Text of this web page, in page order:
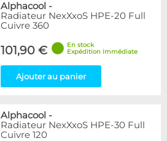
Alphacool -
Radiateur NexXxoS HPE-20 Full
Cuivre 360
101,90 €
En stock
Expédition immédiate
Ajouter au panier
Alphacool -
Radiateur NexXxoS HPE-30 Full
Cuivre 120